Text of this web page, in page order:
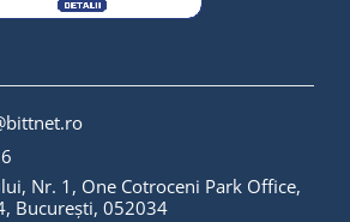
Nr. 1, One Cotroceni Park Office,
București, 052034